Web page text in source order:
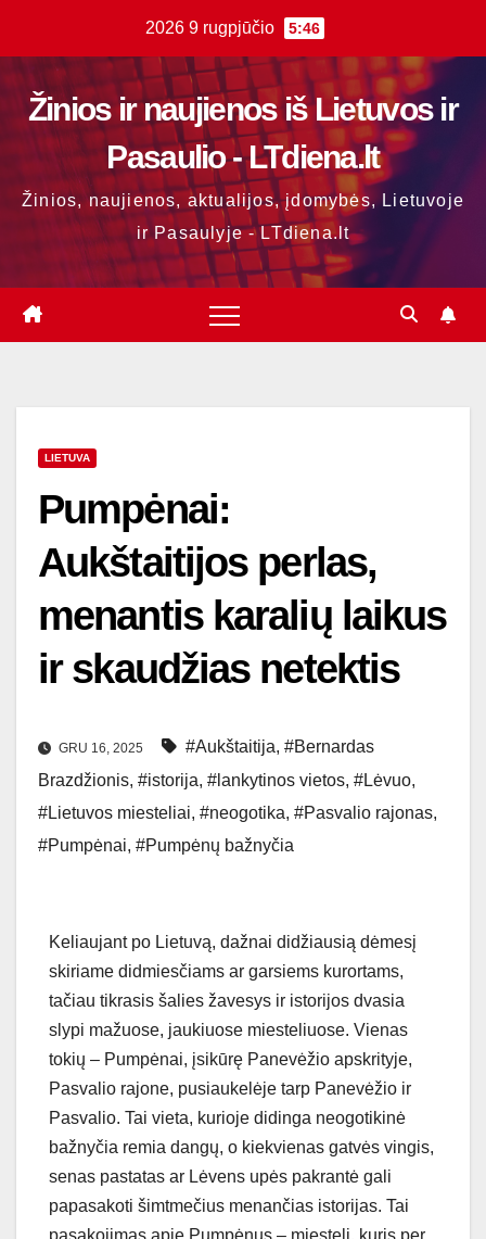
content
2026 9 rugpjūčio 5:46
Žinios ir naujienos iš Lietuvos ir
Pasaulio - LTdiena.lt
Žinios, naujienos, aktualijos, įdomybės, Lietuvoje
ir Pasaulyje - LTdiena.lt
LIETUVA
Pumpėnai:
Aukštaitijos perlas,
menantis karalių laikus
ir skaudžias netektis
GRU 16, 2025 #Aukštaitija, #Bernardas
Brazdžionis, #istorija, #lankytinos vietos, #Lėvuo,
#Lietuvos miesteliai, #neogotika, #Pasvalio rajonas,
#Pumpėnai, #Pumpėnų bažnyčia
Keliaujant po Lietuvą, dažnai didžiausią dėmesį
skiriame didmiesčiams ar garsiems kurortams,
tačiau tikrasis šalies žavesys ir istorijos dvasia
slypi mažuose, jaukiuose miesteliuose. Vienas
tokių – Pumpėnai, įsikūrę Panevėžio apskrityje,
Pasvalio rajone, pusiaukelėje tarp Panevėžio ir
Pasvalio. Tai vieta, kurioje didinga neogotikinė
bažnyčia remia dangų, o kiekvienas gatvės vingis,
senas pastatas ar Lėvens upės pakrantė gali
papasakoti šimtmečius menančias istorijas. Tai